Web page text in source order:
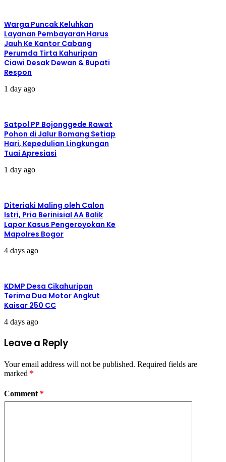
Warga Puncak Keluhkan
Layanan Pembayaran Harus
Jauh Ke Kantor Cabang
Perumda Tirta Kahuripan
Ciawi Desak Dewan & Bupati
Respon
1 day ago
Satpol PP Bojonggede Rawat
Pohon di Jalur Bomang Setiap
Hari, Kepedulian Lingkungan
Tuai Apresiasi
1 day ago
Diteriaki Maling oleh Calon
Istri, Pria Berinisial AA Balik
Lapor Kasus Pengeroyokan Ke
Mapolres Bogor
4 days ago
KDMP Desa Cikahuripan
Terima Dua Motor Angkut
Kaisar 250 CC
4 days ago
Leave a Reply
Your email address will not be published. Required fields are
marked *
Comment *